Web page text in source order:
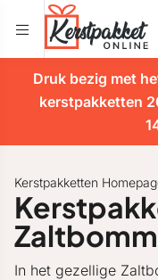
Druk bezig met
kerstpakketten
Kerstpakketten
In het gezellige